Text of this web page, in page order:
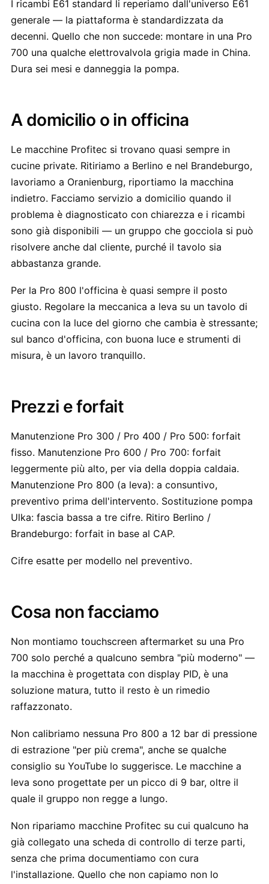
I ricambi E61 standard li reperiamo dall'universo E61
generale — la piattaforma è standardizzata da
decenni. Quello che non succede: montare in una Pro
700 una qualche elettrovalvola grigia made in China.
Dura sei mesi e danneggia la pompa.
A domicilio o in officina
Le macchine Profitec si trovano quasi sempre in
cucine private. Ritiriamo a Berlino e nel Brandeburgo,
lavoriamo a Oranienburg, riportiamo la macchina
indietro. Facciamo servizio a domicilio quando il
problema è diagnosticato con chiarezza e i ricambi
sono già disponibili — un gruppo che gocciola si può
risolvere anche dal cliente, purché il tavolo sia
abbastanza grande.
Per la Pro 800 l'officina è quasi sempre il posto
giusto. Regolare la meccanica a leva su un tavolo di
cucina con la luce del giorno che cambia è stressante;
sul banco d'officina, con buona luce e strumenti di
misura, è un lavoro tranquillo.
Prezzi e forfait
Manutenzione Pro 300 / Pro 400 / Pro 500: forfait
fisso. Manutenzione Pro 600 / Pro 700: forfait
leggermente più alto, per via della doppia caldaia.
Manutenzione Pro 800 (a leva): a consuntivo,
preventivo prima dell'intervento. Sostituzione pompa
Ulka: fascia bassa a tre cifre. Ritiro Berlino /
Brandeburgo: forfait in base al CAP.
Cifre esatte per modello nel preventivo.
Cosa non facciamo
Non montiamo touchscreen aftermarket su una Pro
700 solo perché a qualcuno sembra "più moderno" —
la macchina è progettata con display PID, è una
soluzione matura, tutto il resto è un rimedio
raffazzonato.
Non calibriamo nessuna Pro 800 a 12 bar di pressione
di estrazione "per più crema", anche se qualche
consiglio su YouTube lo suggerisce. Le macchine a
leva sono progettate per un picco di 9 bar, oltre il
quale il gruppo non regge a lungo.
Non ripariamo macchine Profitec su cui qualcuno ha
già collegato una scheda di controllo di terze parti,
senza che prima documentiamo con cura
l'installazione. Quello che non capiamo non lo